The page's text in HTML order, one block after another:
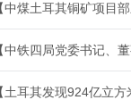
【中煤土耳其铜矿项目
【中铁四局党委书记、
【土耳其发现924亿立方